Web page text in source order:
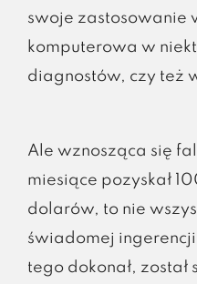
swoje zastosowanie
komputerowa w
diagnostów, czy też
Ale wznosząca się
miesiące pozyskał
dolarów, to nie
świadomej
tego dokonał,